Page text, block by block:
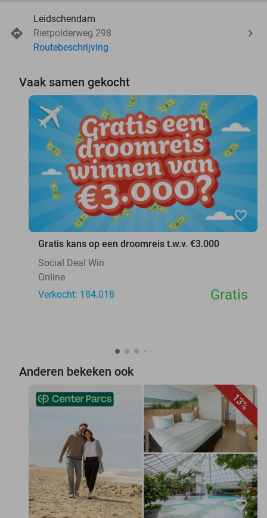
Leidschendam
Rietpolderweg 298
Routebeschrijving
Vaak samen gekocht
favorite_border
Gratis kans op een droomreis t.w.v. €3.000
Social Deal Win
Online
Verkocht: 184.018
Gratis
Anderen bekeken ook
13%
favorite_border